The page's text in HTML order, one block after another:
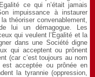
ce qui n’était jamais
impuissance à instaurer
la théoriser convenablement,
lui un démagogue. Les
qui veulent l’Egalité et la
dans une Société digne
qui acceptent ou prônent
(car c’est toujours au nom
est acceptée ou prônée en
la tyrannie (oppression,